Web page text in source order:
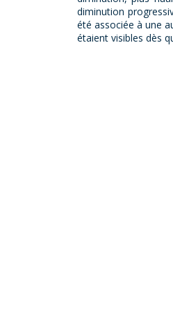
diminution
été associée à une
étaient visibles dès